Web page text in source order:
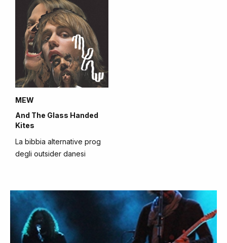
MEW
And The Glass Handed
Kites
La bibbia alternative prog
degli outsider danesi